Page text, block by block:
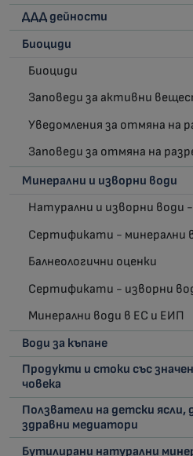
ДДД дейности
Биоциди
Биоциди
Заповеди за активни
Уведомления за отмяна на
Заповеди за отмяна на
Минерални и изворни води
Натурални и изворни води -
Сертификати - минерални
Балнеологични оценки
Сертификати - изворни
Минерални води в ЕС и ЕИП
Води за къпане
Продукти и стоки със
човека
Ползватели на детски ясли,
здравни медиатори
Бутилирани натурални